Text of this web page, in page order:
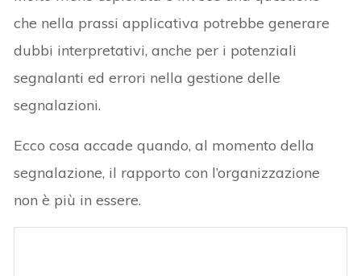
che nella prassi applicativa potrebbe generare
dubbi interpretativi, anche per i potenziali
segnalanti ed errori nella gestione delle
segnalazioni.
Ecco cosa accade quando, al momento della
segnalazione, il rapporto con l’organizzazione
non è più in essere.